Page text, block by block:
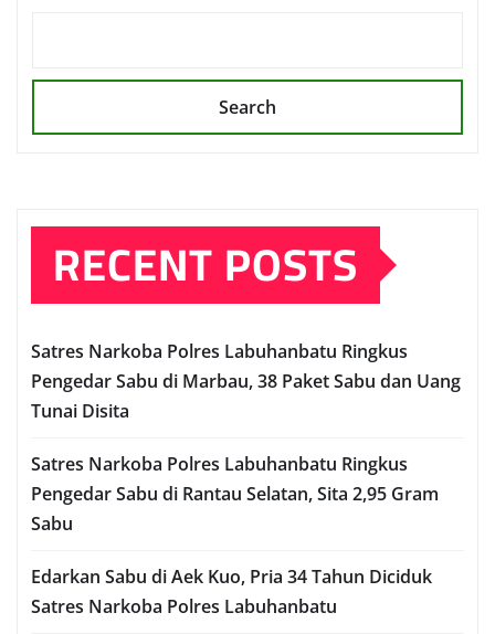
Search
RECENT POSTS
Satres Narkoba Polres Labuhanbatu Ringkus
Pengedar Sabu di Marbau, 38 Paket Sabu dan Uang
Tunai Disita
Satres Narkoba Polres Labuhanbatu Ringkus
Pengedar Sabu di Rantau Selatan, Sita 2,95 Gram
Sabu
Edarkan Sabu di Aek Kuo, Pria 34 Tahun Diciduk
Satres Narkoba Polres Labuhanbatu